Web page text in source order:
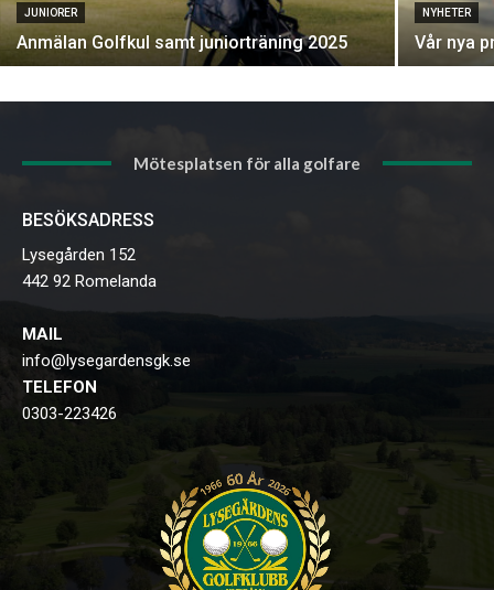
JUNIORER
Anmälan Golfkul samt juniorträning 2025
NYHETER
Vår nya
Mötesplatsen för alla golfare
BESÖKSADRESS
Lysegården 152
442 92 Romelanda
MAIL
info@lysegardensgk.se
TELEFON
0303-223426